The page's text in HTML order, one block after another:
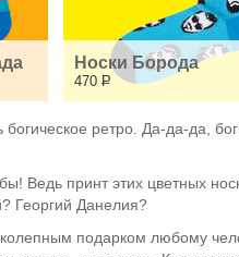
Носки Борода
470 Р
ретро. Да-да-да,
принт этих цветных
Георгий Данелия?
подарком любому